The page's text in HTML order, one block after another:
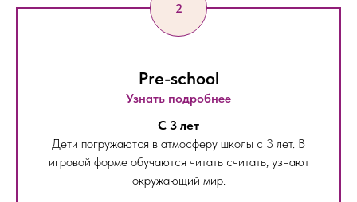
Pre-school
Узнать подробнее
С 3 лет
Дети погружаются в атмосферу школы с 3 лет. В
игровой форме обучаются читать считать, узнают
окружающий мир.